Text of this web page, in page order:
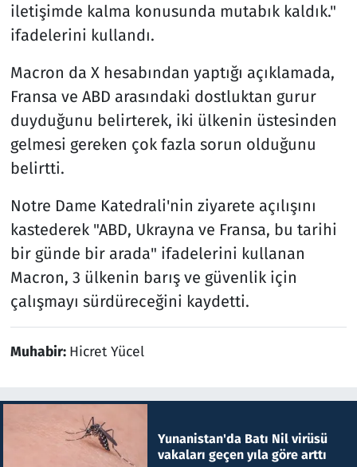
iletişimde kalma konusunda mutabık kaldık."
ifadelerini kullandı.
Macron da X hesabından yaptığı açıklamada,
Fransa ve ABD arasındaki dostluktan gurur
duyduğunu belirterek, iki ülkenin üstesinden
gelmesi gereken çok fazla sorun olduğunu
belirtti.
Notre Dame Katedrali'nin ziyarete açılışını
kastederek "ABD, Ukrayna ve Fransa, bu tarihi
bir günde bir arada" ifadelerini kullanan
Macron, 3 ülkenin barış ve güvenlik için
çalışmayı sürdüreceğini kaydetti.
Muhabir: Hicret Yücel
Yunanistan'da Batı Nil virüsü
vakaları geçen yıla göre arttı